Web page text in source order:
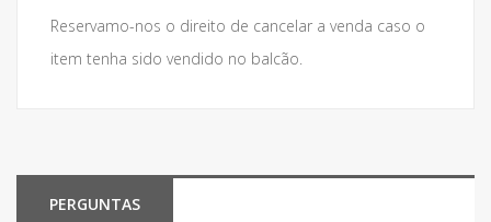
Reservamo-nos o direito de cancelar a venda caso o
item tenha sido vendido no balcão.
PERGUNTAS